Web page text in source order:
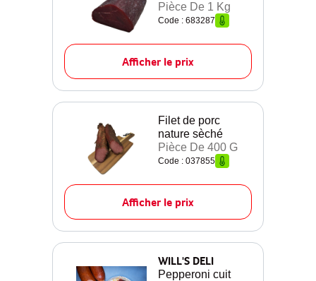
Pièce De 1 Kg
Code : 683287
Afficher le prix
Filet de porc
nature sèché
Pièce De 400 G
Code : 037855
Afficher le prix
WILL'S DELI
Pepperoni cuit